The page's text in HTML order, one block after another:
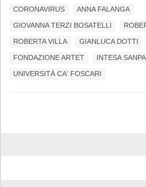
CORONAVIRUS ANNA FALANGA
GIOVANNA TERZI BOSATELLI
ROBERTA VILLA GIANLUCA DOTTI
FONDAZIONE ARTET INTESA
UNIVERSITÀ CA' FOSCARI